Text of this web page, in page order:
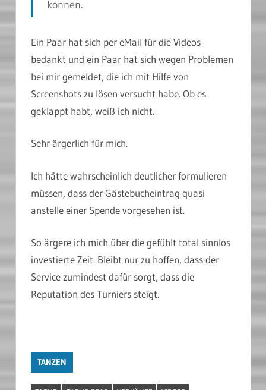
konnen.
Ein Paar hat sich per eMail für die Videos
bedankt und ein Paar hat sich wegen Problemen
bei mir gemeldet, die ich mit Hilfe von
Screenshots zu lösen versucht habe. Ob es
geklappt habt, weiß ich nicht.
Sehr ärgerlich für mich.
Ich hätte wahrscheinlich deutlicher formulieren
müssen, dass der Gästebucheintrag quasi
anstelle einer Spende vorgesehen ist.
So ärgere ich mich über die gefühlt total sinnlos
investierte Zeit. Bleibt nur zu hoffen, dass der
Service zumindest dafür sorgt, dass die
Reputation des Turniers steigt.
TANZEN